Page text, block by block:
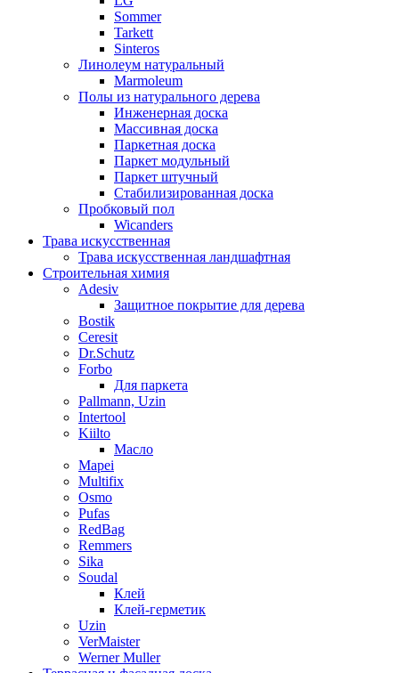
Sommer
Tarkett
Sinteros
Линолеум натуральный
Marmoleum
Полы из натурального дерева
Инженерная доска
Массивная доска
Паркетная доска
Паркет модульный
Паркет штучный
Стабилизированная доска
Пробковый пол
Wicanders
Трава искусственная
Трава искусственная ландшафтная
Строительная химия
Adesiv
Защитное покрытие для дерева
Bostik
Ceresit
Dr.Schutz
Forbo
Для паркета
Pallmann, Uzin
Intertool
Kiilto
Масло
Mapei
Multifix
Osmo
Pufas
RedBag
Remmers
Sika
Soudal
Клей
Клей-герметик
Uzin
VerMaister
Werner Muller